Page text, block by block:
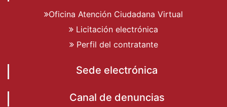
Oficina Atención Ciudadana Virtual
Licitación electrónica
Perfil del contratante
Sede electrónica
Canal de denuncias